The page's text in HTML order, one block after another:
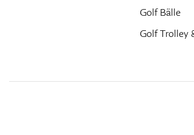
Golf Bälle
Golf Trolley